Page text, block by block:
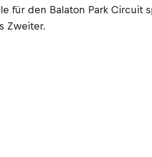
für den Balaton Park
Zweiter.